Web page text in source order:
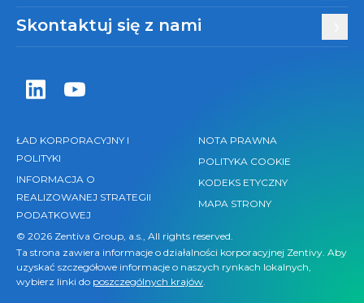
Zentiva LinkedIn
Zentiva YouTube
Skontaktuj się z nami
ŁAD KORPORACYJNY I
POLITYKI
INFORMACJA O
REALIZOWANEJ STRATEGII
PODATKOWEJ
NOTA PRAWNA
POLITYKA COOKIE
KODEKS ETYCZNY
MAPA STRONY
© 2026 Zentiva Group, a.s., All rights reserved.
Ta strona zawiera informacje o działalności korporacyjnej Zentivy. Aby
uzyskać szczegółowe informacje o naszych rynkach lokalnych,
wybierz linki do poszczególnych krajów.